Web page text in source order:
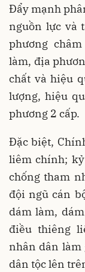
Đẩy mạnh
nguồn lực và
phương
làm, địa
chất và hiệu
lượng, hiệu
phương 2 cấp.
Đặc biệt,
liêm chính;
chống tham
đội ngũ cán
dám làm,
điều thiêng
nhân dân làm
dân tộc lên